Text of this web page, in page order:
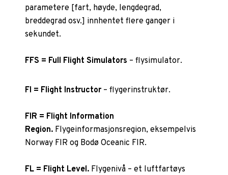
parametere [fart, høyde, lengdegrad,
breddegrad osv.] innhentet flere ganger i
sekundet.
FFS = Full Flight Simulators – flysimulator.
FI = Flight Instructor – flygerinstruktør.
FIR = Flight Information
Region. Flygeinformasjonsregion, eksempelvis
Norway FIR og Bodø Oceanic FIR.
FL = Flight Level. Flygenivå – et luftfartøys